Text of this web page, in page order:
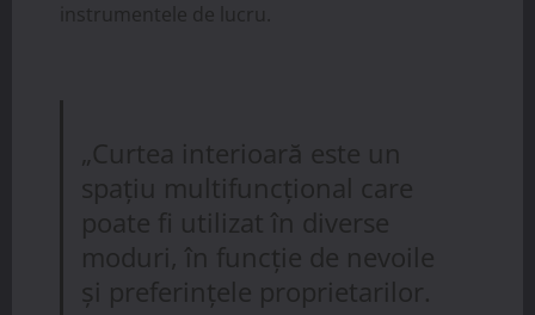
instrumentele de lucru.
„Curtea interioară este un
spațiu multifuncțional care
poate fi utilizat în diverse
moduri, în funcție de nevoile
și preferințele proprietarilor.